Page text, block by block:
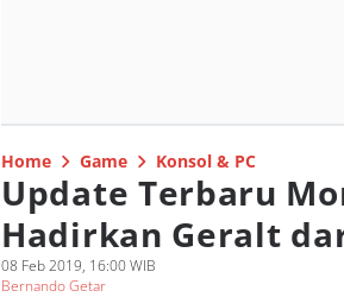
Home Game Konsol & PC
Update Terbaru
Hadirkan Geralt
08 Feb 2019, 16:00 WIB
Bernando Getar